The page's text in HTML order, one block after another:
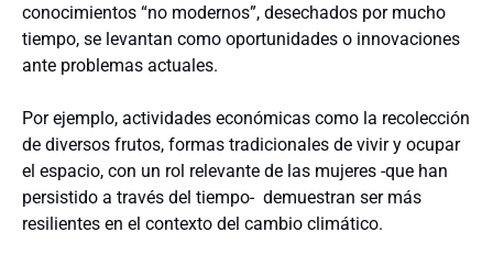
conocimientos “no modernos”, desechados por mucho
tiempo, se levantan como oportunidades o innovaciones
ante problemas actuales.
Por ejemplo, actividades económicas como la recolección
de diversos frutos, formas tradicionales de vivir y ocupar
el espacio, con un rol relevante de las mujeres -que han
persistido a través del tiempo- demuestran ser más
resilientes en el contexto del cambio climático.